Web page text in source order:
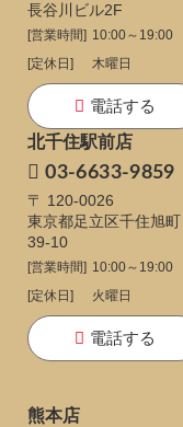
長谷川ビル2F
[営業時間] 10:00～19:00
[定休日]
木曜日
電話する
北千住駅前店
03-6633-9859
〒 120-0026
東京都足立区千住旭町
39-10
[営業時間] 10:00～19:00
[定休日]
火曜日
電話する
熊本店